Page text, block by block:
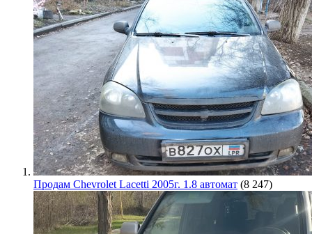
Продам Chevrolet Lacetti 2005г. 1.8 автомат (8 247)